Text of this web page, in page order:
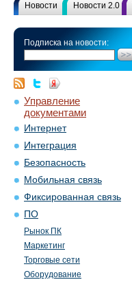
Новости Новости 2.0
Подписка на новости:
Управление
документами
Интернет
Интеграция
Безопасность
Мобильная связь
Фиксированная связь
ПО
Рынок ПК
Маркетинг
Торговые сети
Оборудование